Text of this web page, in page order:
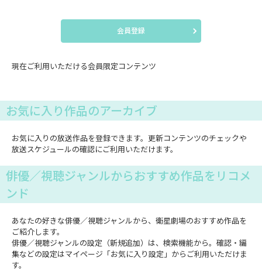
会員登録
現在ご利用いただける会員限定コンテンツ
お気に入り作品のアーカイブ
お気に入りの放送作品を登録できます。更新コンテンツのチェックや
放送スケジュールの確認にご利用いただけます。
俳優／視聴ジャンルからおすすめ作品をリコメ
ンド
あなたの好きな俳優／視聴ジャンルから、衛星劇場のおすすめ作品を
ご紹介します。
俳優／視聴ジャンルの設定（新規追加）は、検索機能から。確認・編
集などの設定はマイページ「お気に入り設定」からご利用いただけま
す。